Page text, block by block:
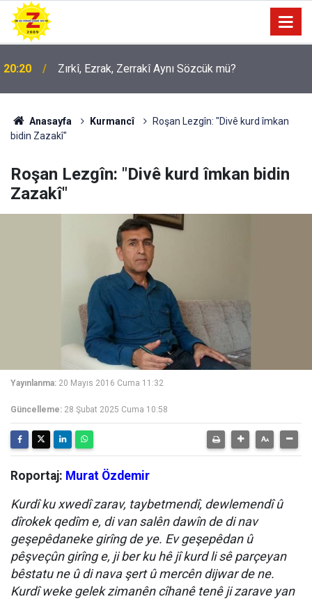
20:20 Zırkî, Ezrak, Zerrakî Aynı Sözcük mü?
Anasayfa Kurmancî
Roşan Lezgîn: "Divê kurd îmkan
bidin Zazakî"
Roşan Lezgîn: "Divê kurd îmkan bidin
Zazakî"
Yayınlanma: 20 Mayıs 2016 Cuma 11:32
Güncelleme: 28 Şubat 2025 Cuma 10:58
Roportaj: Murat Özdemir
Kurdî ku xwedî zarav, taybetmendî, dewlemendî û
dîrokek qedîm e, di van salên dawîn de di nav
geşepêdaneke girîng de ye. Ev geşepêdan û
pêşveçûn girîng e, ji ber ku hê jî kurd li sê parçeyan
bêstatu ne û di nava şert û mercên dijwar de ne.
Kurdî weke gelek zimanên cîhanê tenê ji zarave yan